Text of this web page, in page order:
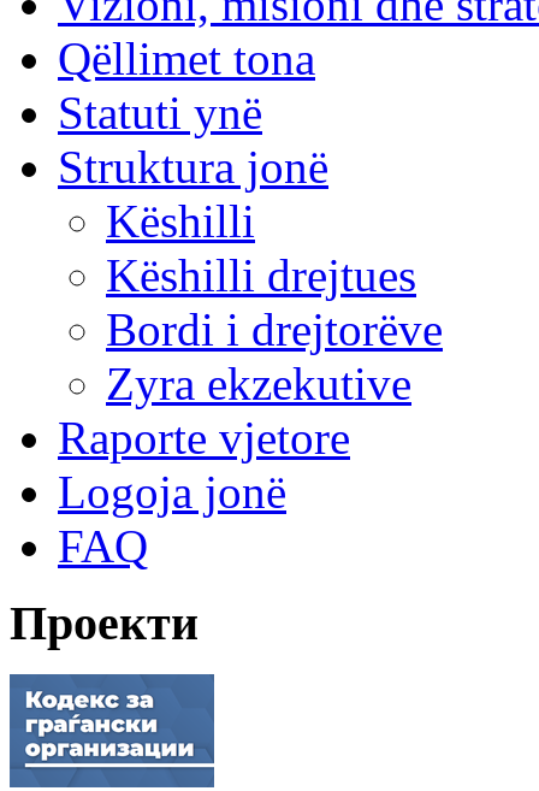
Qëllimet tona
Statuti ynë
Struktura jonë
Këshilli
Këshilli drejtues
Bordi i drejtorëve
Zyra ekzekutive
Raporte vjetore
Logoja jonë
FAQ
Проекти